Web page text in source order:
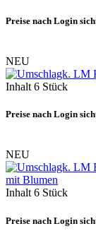
Preise nach Login
NEU
Inhalt 6 Stück
Preise nach Login
NEU
mit Blumen
Inhalt6 Stück
Preise nach Login